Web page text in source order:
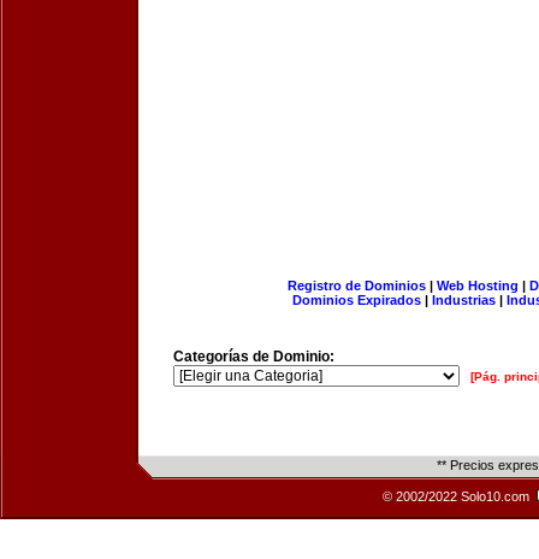
Registro de Dominios| Web Hosting |
Dominios Expirados | Industrias |
Categorías de Dominio:
[Pág.
** Precios
© 2002/2022 Solo10.com